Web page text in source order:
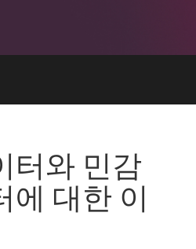
터와 민감
에 대한 이